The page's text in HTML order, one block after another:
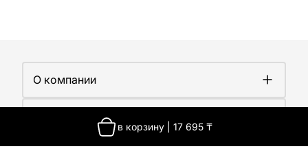
в корзину 17 695 ₸
О компании
Новости
Покупателям